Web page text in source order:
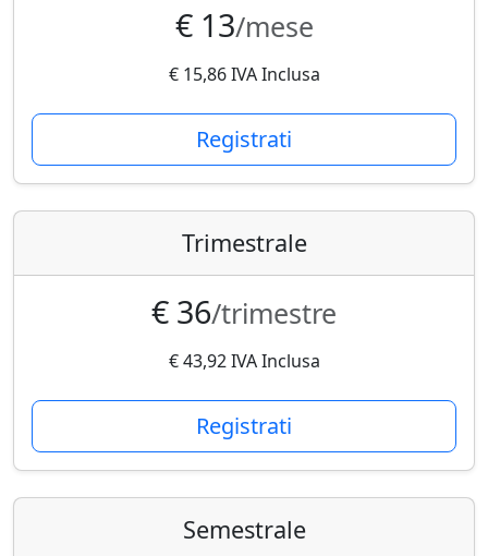
€ 13/mese
€ 15,86 IVA Inclusa
Registrati
Trimestrale
€ 36/trimestre
€ 43,92 IVA Inclusa
Registrati
Semestrale